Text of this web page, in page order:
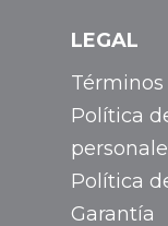
LEGAL
Términos
Política
Política
Garantía